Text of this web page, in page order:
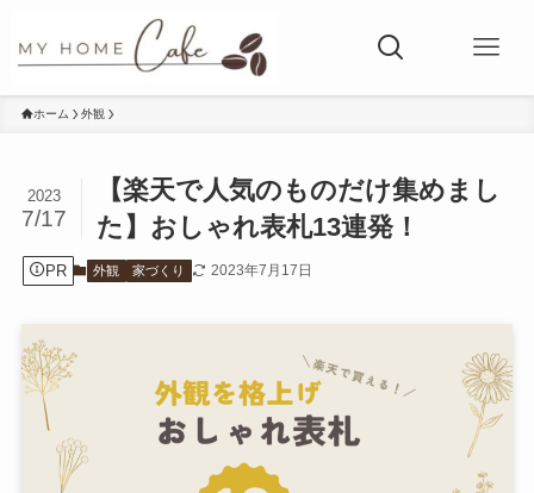
ホーム 外観
【楽天で人気のものだけ集めまし
た】おしゃれ表札13連発！
2023
7/17
PR 外観 家づくり 2023年7月17日